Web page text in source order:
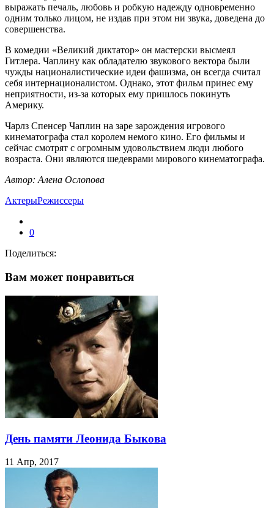
выражать печаль, любовь и робкую надежду одновременно
одним только лицом, не издав при этом ни звука, доведена до
совершенства.
В комедии «Великий диктатор» он мастерски высмеял
Гитлера. Чаплину как обладателю звукового вектора были
чужды националистические идеи фашизма, он всегда считал
себя интернационалистом. Однако, этот фильм принес ему
неприятности, из-за которых ему пришлось покинуть
Америку.
Чарлз Спенсер Чаплин на заре зарождения игрового
кинематографа стал королем немого кино. Его фильмы и
сейчас смотрят с огромным удовольствием люди любого
возраста. Они являются шедеврами мирового кинематографа.
Автор: Алена Ослопова
АктерыРежиссеры
0
Поделиться:
Вам может понравиться
День памяти Леонида Быкова
11 Апр, 2017